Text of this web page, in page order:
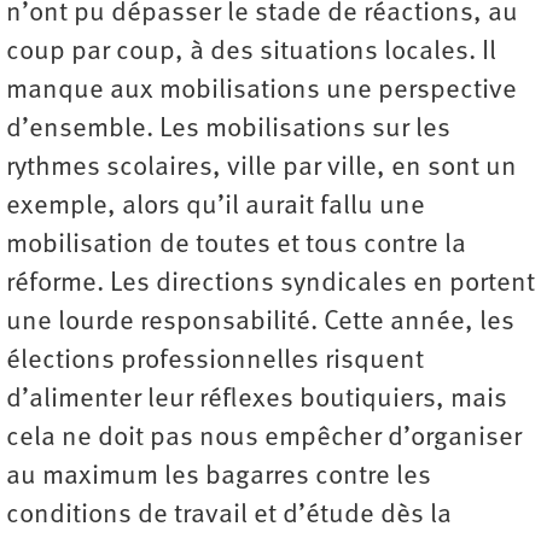
n’ont pu dépasser le stade de réactions, au
coup par coup, à des situations locales. Il
manque aux mobilisations une perspective
d’ensemble. Les mobilisations sur les
rythmes scolaires, ville par ville, en sont un
exemple, alors qu’il aurait fallu une
mobilisation de toutes et tous contre la
réforme. Les directions syndicales en portent
une lourde responsabilité. Cette année, les
élections professionnelles risquent
d’alimenter leur réflexes boutiquiers, mais
cela ne doit pas nous empêcher d’organiser
au maximum les bagarres contre les
conditions de travail et d’étude dès la